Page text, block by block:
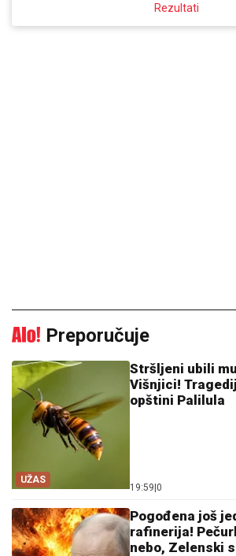
Rezultati
Preporučuje
UŽAS
Stršljeni ubili
Višnjici!
opštini Palilula
19:59|0
Pogođena još
rafinerija!
nebo, Zelenski